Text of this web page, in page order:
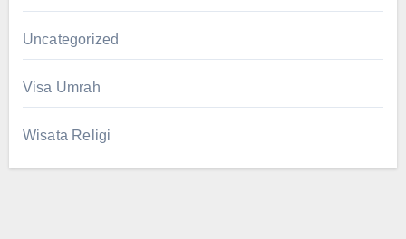
Uncategorized
Visa Umrah
Wisata Religi